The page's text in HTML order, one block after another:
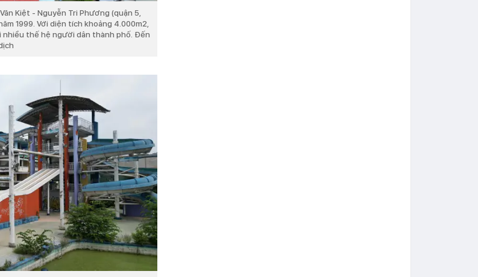
Kiệt - Nguyễn Tri Phương (quận 5,
1999. Với diện tích khoảng 4.000m2,
thế hệ người dân thành phố. Đến